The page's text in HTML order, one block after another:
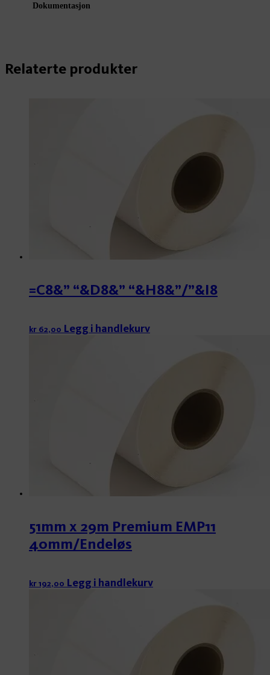
Dokumentasjon
Relaterte produkter
=C8&” “&D8&” “&H8&”/”&I8
kr 62,00 Legg i handlekurv
51mm x 29m Premium EMP11
40mm/Endeløs
kr192,00 Legg i handlekurv